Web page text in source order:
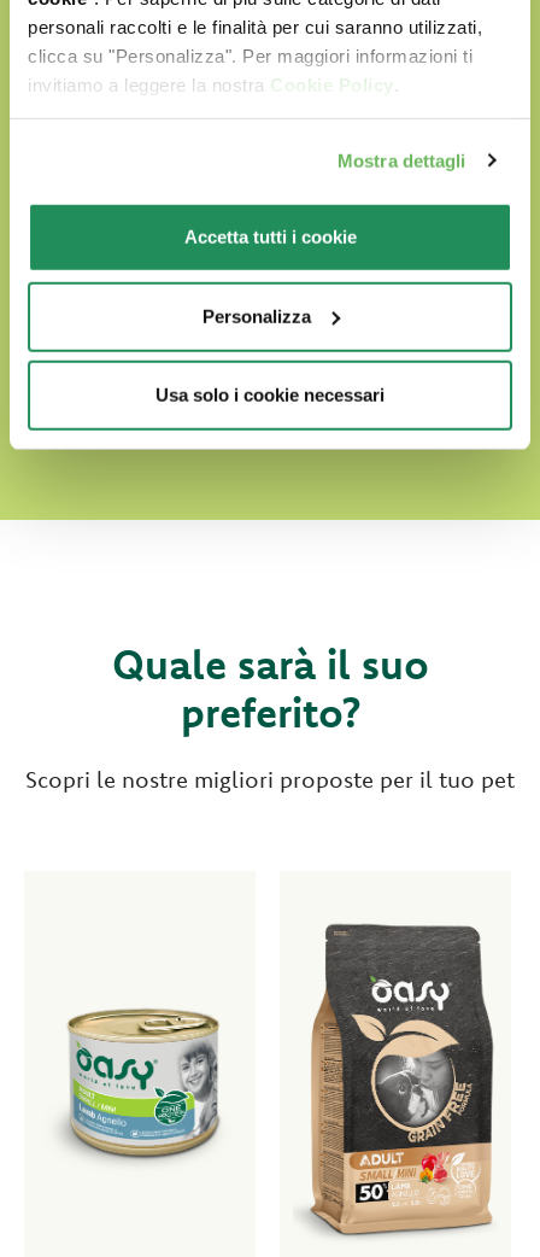
personali raccolti e le finalità per cui saranno utilizzati,
clicca su "Personalizza". Per maggiori informazioni ti
invitiamo a leggere la nostra Cookie Policy
Mostra dettagli
Accetta tutti i cookie
Personalizza
Usa solo i cookie necessari
quattro zampe è sempre al centro.
I nostri prodotti sono:
Preparati con ingredienti naturali
Senza OGM e Soia
Cruelty free
SCOPRI IL NOSTRO MONDO D'AMORE
Quale sarà il suo
preferito?
Scopri le nostre migliori proposte per il tuo pet